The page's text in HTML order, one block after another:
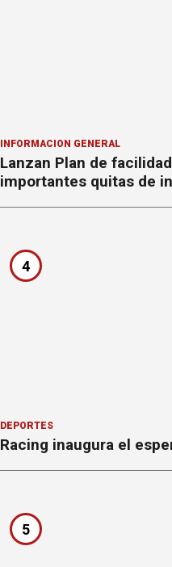
INFORMACION GENERAL
Lanzan Plan de
importantes quitas de
4
DEPORTES
Racing inaugura el
5